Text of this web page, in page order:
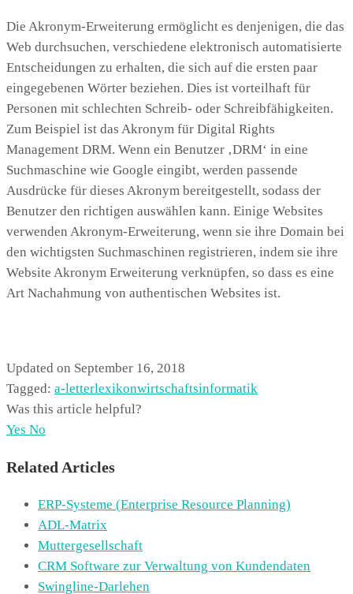
Die Akronym-Erweiterung ermöglicht es denjenigen, die das
Web durchsuchen, verschiedene elektronisch automatisierte
Entscheidungen zu erhalten, die sich auf die ersten paar
eingegebenen Wörter beziehen. Dies ist vorteilhaft für
Personen mit schlechten Schreib- oder Schreibfähigkeiten.
Zum Beispiel ist das Akronym für Digital Rights
Management DRM. Wenn ein Benutzer ‚DRM‘ in eine
Suchmaschine wie Google eingibt, werden passende
Ausdrücke für dieses Akronym bereitgestellt, sodass der
Benutzer den richtigen auswählen kann. Einige Websites
verwenden Akronym-Erweiterung, wenn sie ihre Domain bei
den wichtigsten Suchmaschinen registrieren, indem sie ihre
Website Akronym Erweiterung verknüpfen, so dass es eine
Art Nachahmung von authentischen Websites ist.
Updated on September 16, 2018
Tagged: a-letterlexikonwirtschaftsinformatik
Was this article helpful?
Yes No
Related Articles
ERP-Systeme (Enterprise Resource Planning)
ADL-Matrix
Muttergesellschaft
CRM Software zur Verwaltung von Kundendaten
Swingline-Darlehen